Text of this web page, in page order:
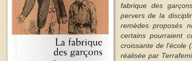
fabrique des
pervers de la
remèdes proposés
certains pourraient
croissante de l'école
réalisée par